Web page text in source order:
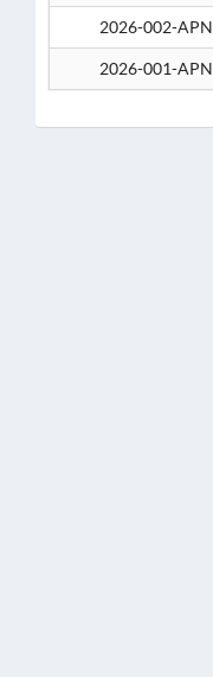
2026-002-APN
2026-001-APN